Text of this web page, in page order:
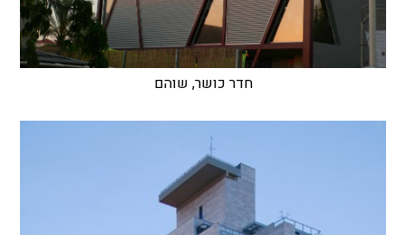
חדר כושר, שוהם